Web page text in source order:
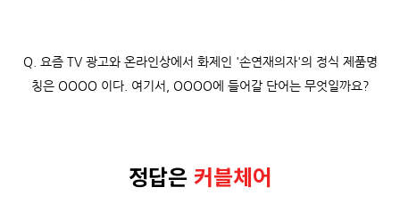
Q. 요즘 TV 광고와 온라인상에서 화제인 '손연재의자'의 정식 제품명
칭은 OOOO 이다. 여기서, OOOO에 들어갈 단어는 무엇일까요?
정답은 커블체어